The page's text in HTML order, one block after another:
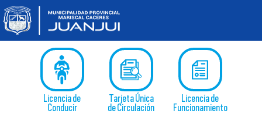
Licencia de
Conducir
Tarjeta Única
de Circulación
Licencia de
Funcionamiento